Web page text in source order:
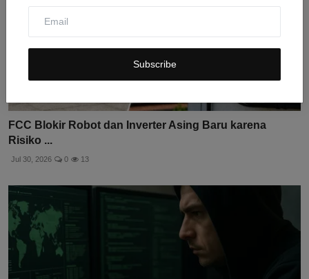
Subscribe
FCC Blokir Robot dan Inverter Asing Baru karena
Risiko ...
Jul 30, 2026 0 13